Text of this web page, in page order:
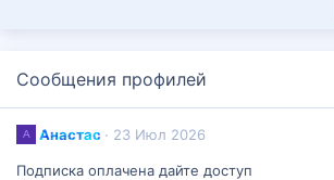
Сообщения профилей
А Анастас 23 Июл 2026
Подписка оплачена дайте доступ